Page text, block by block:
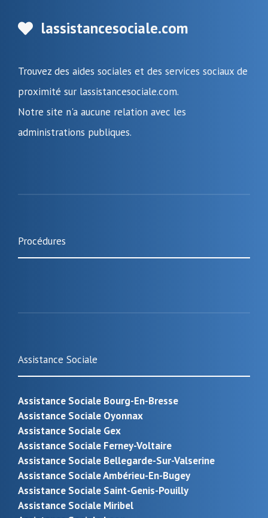
lassistancesociale.com
Trouvez des aides sociales et des services sociaux de
proximité sur lassistancesociale.com.
Notre site n'a aucune relation avec les
administrations publiques.
Procédures
Assistance Sociale
Assistance Sociale Bourg-En-Bresse
Assistance Sociale Oyonnax
Assistance Sociale Gex
Assistance Sociale Ferney-Voltaire
Assistance Sociale Bellegarde-Sur-Valserine
Assistance Sociale Ambérieu-En-Bugey
Assistance Sociale Saint-Genis-Pouilly
Assistance Sociale Miribel